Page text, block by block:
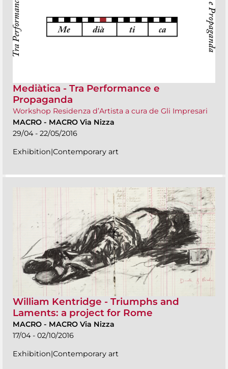
Mediàtica - Tra Performance e
Propaganda
Workshop Residenza d’Artista a cura de Gli Impresari
MACRO - MACRO Via Nizza
29/04 - 22/05/2016
Exhibition|Contemporary art
William Kentridge - Triumphs and
Laments: a project for Rome
MACRO - MACRO Via Nizza
17/04 - 02/10/2016
Exhibition|Contemporary art